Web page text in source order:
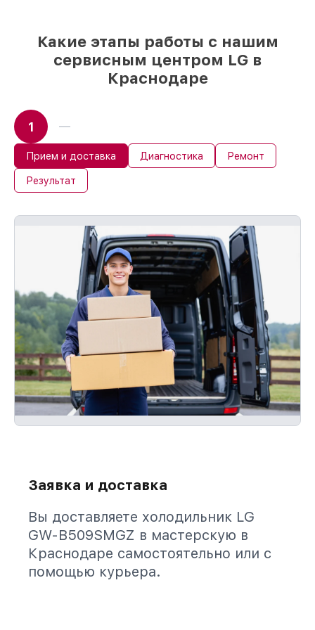
немедленном начале работ
Какие этапы работы с нашим
сервисным центром LG в
Краснодаре
1
Прием и доставка Диагностика Ремонт
Результат
Заявка и доставка
Вы доставляете холодильник LG
GW-B509SMGZ в мастерскую в
Краснодаре самостоятельно или с
помощью курьера.